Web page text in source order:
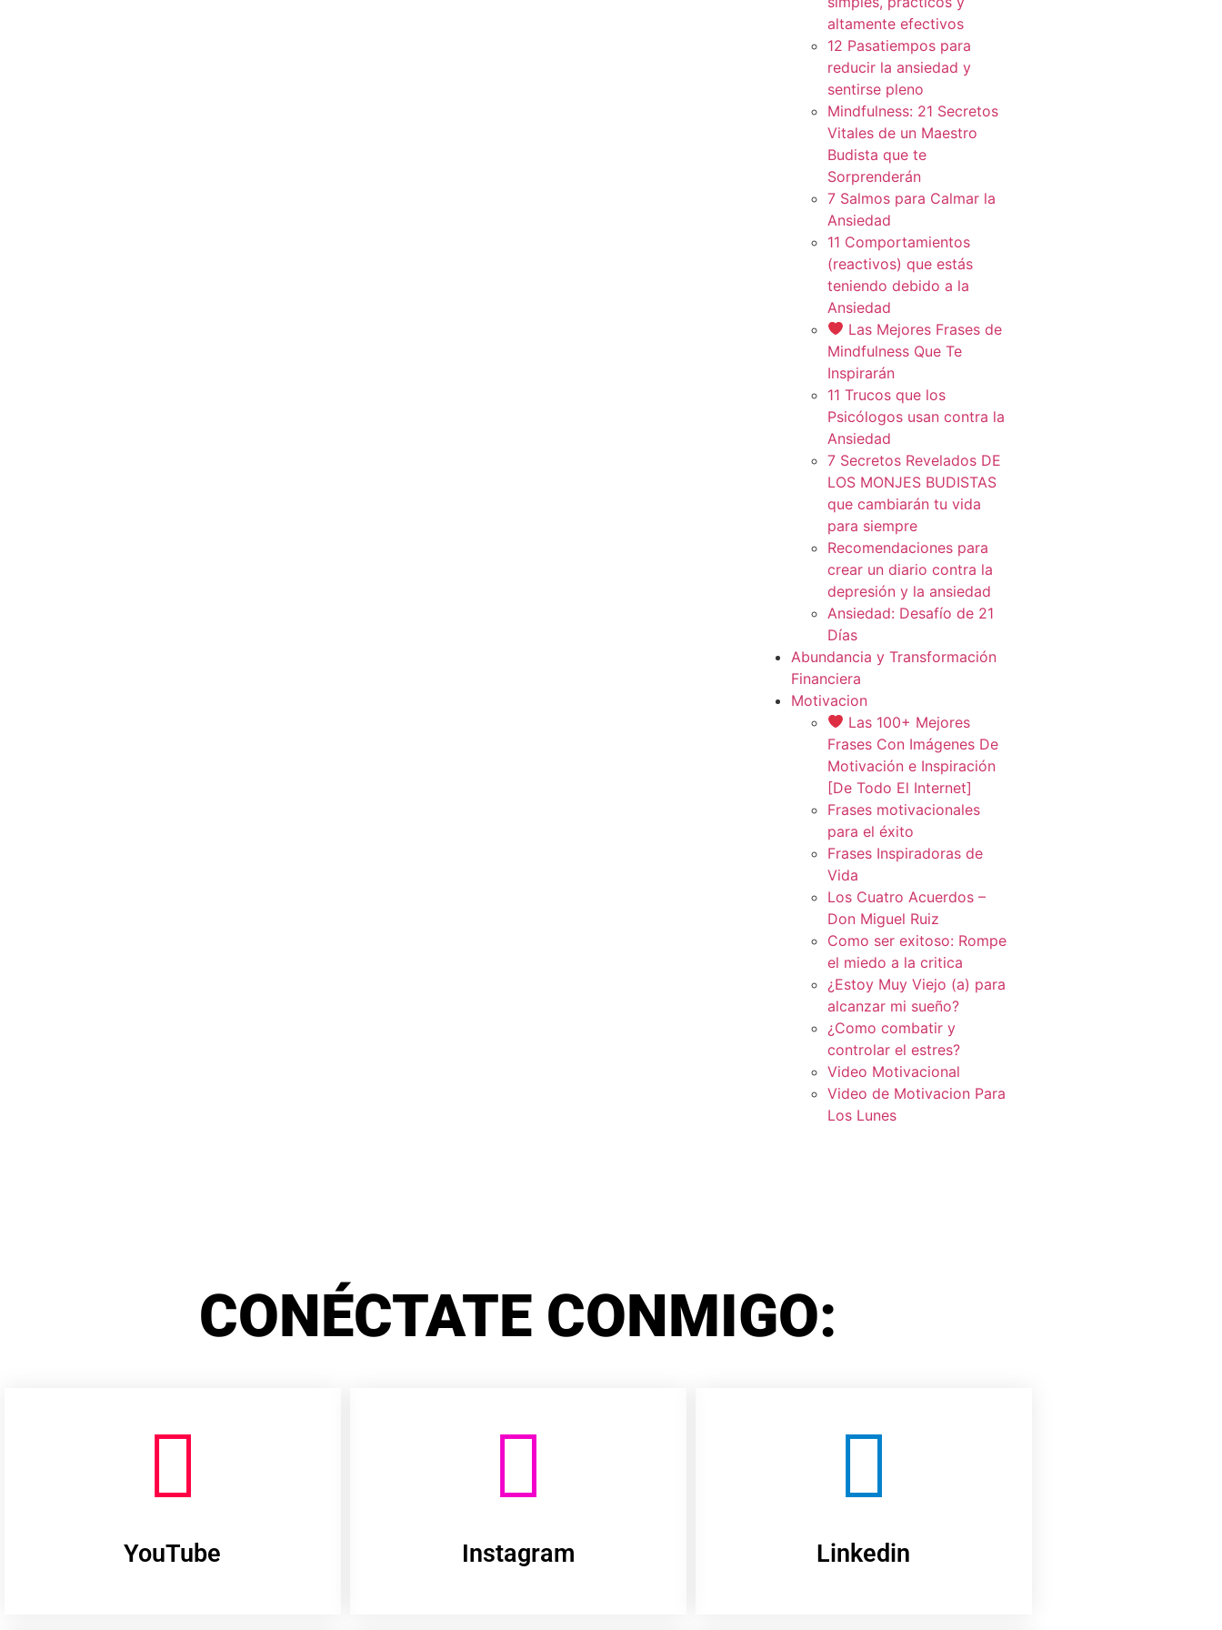
altamente efectivos
12 Pasatiempos para
reducir la ansiedad y
sentirse pleno
Mindfulness: 21 Secretos
Vitales de un Maestro
Budista que te
Sorprenderán
7 Salmos para Calmar la
Ansiedad
11 Comportamientos
(reactivos) que estás
teniendo debido a la
Ansiedad
Las Mejores Frases de
Mindfulness Que Te
Inspirarán
11 Trucos que los
Psicólogos usan contra la
Ansiedad
7 Secretos Revelados DE
LOS MONJES BUDISTAS
que cambiarán tu vida
para siempre
Recomendaciones para
crear un diario contra la
depresión y la ansiedad
Ansiedad: Desafío de 21
Días
Abundancia y Transformación
Financiera
Motivacion
Las 100+ Mejores
Frases Con Imágenes De
Motivación e Inspiración
[De Todo El Internet]
Frases motivacionales
para el éxito
Frases Inspiradoras de
Vida
Los Cuatro Acuerdos –
Don Miguel Ruiz
Como ser exitoso: Rompe
el miedo a la critica
¿Estoy Muy Viejo (a) para
alcanzar mi sueño?
¿Como combatir y
controlar el estres?
Video Motivacional
Video de Motivacion Para
Los Lunes
CONÉCTATE CONMIGO:
YouTube Instagram Linkedin